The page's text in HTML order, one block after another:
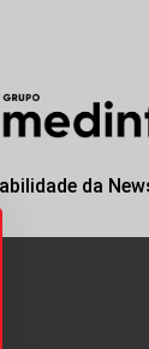
da